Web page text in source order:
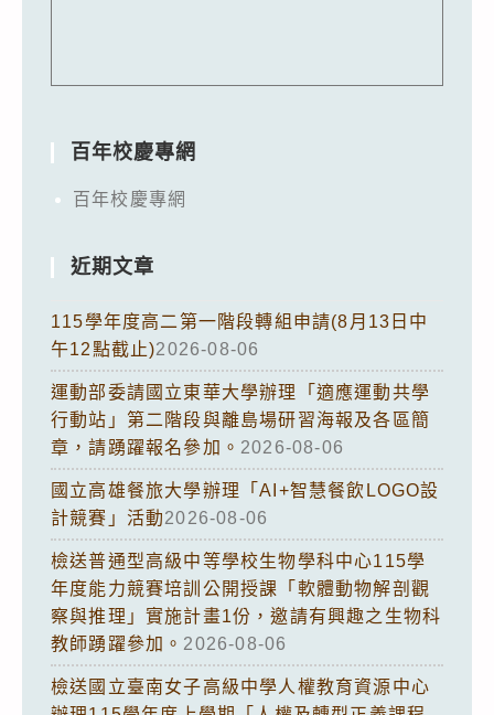
百年校慶專網
百年校慶專網
近期文章
115學年度高二第一階段轉組申請(8月13日中
午12點截止)2026-08-06
運動部委請國立東華大學辦理「適應運動共學
行動站」第二階段與離島場研習海報及各區簡
章，請踴躍報名參加。 2026-08-06
國立高雄餐旅大學辦理「AI+智慧餐飲LOGO設
計競賽」活動2026-08-06
檢送普通型高級中等學校生物學科中心115學
年度能力競賽培訓公開授課「軟體動物解剖觀
察與推理」實施計畫1份，邀請有興趣之生物科
教師踴躍參加。 2026-08-06
檢送國立臺南女子高級中學人權教育資源中心